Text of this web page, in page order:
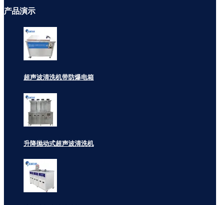
产品演示
超声波清洗机带防爆电箱
升降抛动式超声波清洗机